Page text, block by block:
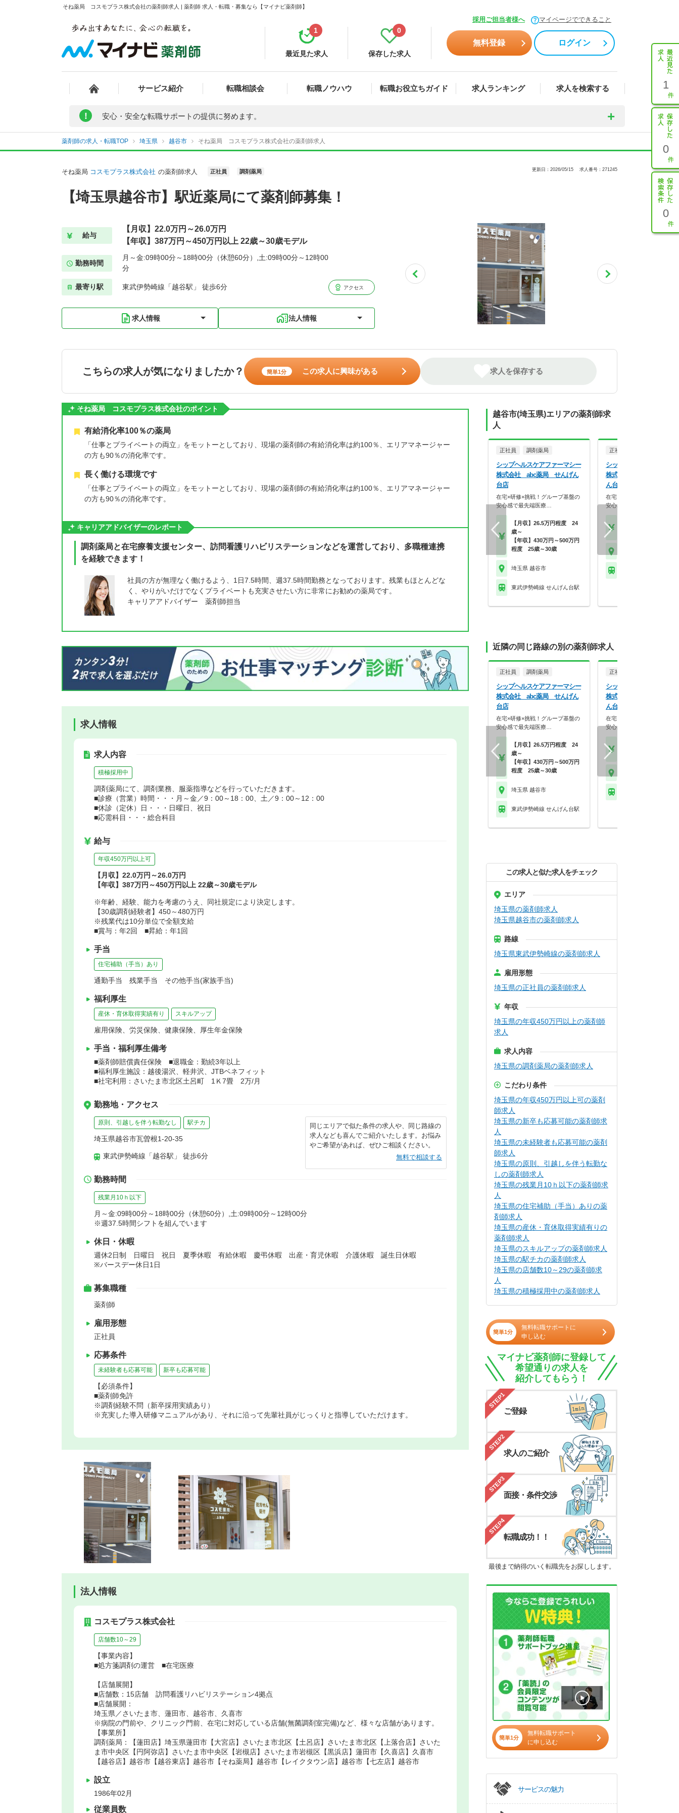
そね薬局 コスモプラス株式会社の薬剤師求人 | 薬剤師 求人・転職・募集なら【マイナビ薬剤師】
採用ご担当者様へ マイページでできること
最近見た求人
1
保存した求人
0
無料登録 ログイン
サービス紹介 転職相談会 転職ノウハウ 転職お役立ちガイド 求人ランキング 求人を検索する 1
0
0
! 安心・安全な転職サポートの提供に努めます。
薬剤師の求人・転職TOP 埼玉県 越谷市 そね薬局 コスモプラス株式会社の薬剤師求人
そね薬局 コスモプラス株式会社 の薬剤師求人 正社員 調剤薬局 更新日：2026/05/15 求人番号：271245
【埼玉県越谷市】駅近薬局にて薬剤師募集！
給与
【月収】22.0万円～26.0万円
【年収】387万円～450万円以上 22歳～30歳モデル
勤務時間
月～金:09時00分～18時00分（休憩60分）,土:09時00分～12時00
分
最寄り駅 東武伊勢崎線「越谷駅」 徒歩6分 アクセス
求人情報 法人情報
こちらの求人が気になりましたか？ 簡単1分 この求人に興味がある 求人を保存する
そね薬局 コスモプラス株式会社のポイント
有給消化率100％の薬局
「仕事とプライベートの両立」をモットーとしており、現場の薬剤師の有給消化率は約100％、エリアマネージャー
の方も90％の消化率です。
長く働ける環境です
「仕事とプライベートの両立」をモットーとしており、現場の薬剤師の有給消化率は約100％、エリアマネージャー
の方も90％の消化率です。
キャリアアドバイザーのレポート
調剤薬局と在宅療養支援センター、訪問看護リハビリステーションなどを運営しており、多職種連携
を経験できます！
社員の方が無理なく働けるよう、1日7.5時間、週37.5時間勤務となっております。残業もほとんどな
く、やりがいだけでなくプライベートも充実させたい方に非常にお勧めの薬局です。
キャリアアドバイザー 薬剤師担当
求人情報
求人内容
積極採用中
調剤薬局にて、調剤業務、服薬指導などを行っていただきます。
■診療（営業）時間・・・月～金／9：00～18：00、土／9：00～12：00
■休診（定休）日・・・日曜日、祝日
■応需科目・・・総合科目
給与
年収450万円以上可
【月収】22.0万円～26.0万円
【年収】387万円～450万円以上 22歳～30歳モデル
※年齢、経験、能力を考慮のうえ、同社規定により決定します。
【30歳調剤経験者】450～480万円
※残業代は10分単位で全額支給
■賞与：年2回 ■昇給：年1回
手当
住宅補助（手当）あり
通勤手当 残業手当 その他手当(家族手当)
福利厚生
産休・育休取得実績有り スキルアップ
雇用保険、労災保険、健康保険、厚生年金保険
手当・福利厚生備考
■薬剤師賠償責任保険 ■退職金：勤続3年以上
■福利厚生施設：越後湯沢、軽井沢、JTBベネフィット
■社宅利用：さいたま市北区土呂町 1Ｋ7畳 2万/月
勤務地・アクセス
原則、引越しを伴う転勤なし 駅チカ
埼玉県越谷市瓦曽根1-20-35
東武伊勢崎線「越谷駅」 徒歩6分
同じエリアで似た条件の求人や、同じ路線の
求人なども喜んでご紹介いたします。お悩み
やご希望があれば、ぜひご相談ください。
無料で相談する
勤務時間
残業月10ｈ以下
月～金:09時00分～18時00分（休憩60分）,土:09時00分～12時00分
※週37.5時間シフトを組んでいます
休日・休暇
週休2日制 日曜日 祝日 夏季休暇 有給休暇 慶弔休暇 出産・育児休暇 介護休暇 誕生日休暇
※バースデー休日1日
募集職種
薬剤師
雇用形態
正社員
応募条件
未経験者も応募可能 新卒も応募可能
【必須条件】
■薬剤師免許
※調剤経験不問（新卒採用実績あり）
※充実した導入研修マニュアルがあり、それに沿って先輩社員がじっくりと指導していただけます。
法人情報
コスモプラス株式会社
店舗数10～29
【事業内容】
■処方箋調剤の運営 ■在宅医療
【店舗展開】
■店舗数：15店舗 訪問看護リハビリステーション4拠点
■店舗展開：
埼玉県／さいたま市、蓮田市、越谷市、久喜市
※病院の門前や、クリニック門前、在宅に対応している店舗(無菌調剤室完備)など、様々な店舗があります。
【事業所】
調剤薬局：【蓮田店】埼玉県蓮田市【大宮店】さいたま市北区【土呂店】さいたま市北区【上落合店】さいた
ま市中央区【円阿弥店】さいたま市中央区【岩槻店】さいたま市岩槻区【黒浜店】蓮田市【久喜店】久喜市
【越谷店】越谷市【越谷東店】越谷市【そね薬局】越谷市【レイクタウン店】越谷市【七左店】越谷市
設立
1986年02月
従業員数
越谷市(埼玉県)エリアの薬剤師求
人
正社員 調剤薬局
シップヘルスケアファーマシー
株式会社 abc薬局 せんげん
台店
在宅×研修×挑戦！グループ基盤の
安心感で最先端医療…
【月収】26.5万円程度 24
歳～
【年収】430万円～500万円
程度 25歳～30歳
埼玉県 越谷市
東武伊勢崎線 せんげん台駅
正社員
シップヘルスケアファー
株式会社 レモン薬局 せ
ん台店
在宅×研修×挑戦！グループ
安心感で最先端医療…
近隣の同じ路線の別の薬剤師求人
正社員 調剤薬局
シップヘルスケアファーマシー
株式会社 abc薬局 せんげん
台店
在宅×研修×挑戦！グループ基盤の
安心感で最先端医療…
【月収】26.5万円程度 24
歳～
【年収】430万円～500万円
程度 25歳～30歳
埼玉県 越谷市
東武伊勢崎線 せんげん台駅
正社員
シップヘルスケアファー
株式会社 レモン薬局 せ
ん台店
在宅×研修×挑戦！グループ
安心感で最先端医療…
この求人と似た求人をチェック
エリア
埼玉県の薬剤師求人
埼玉県越谷市の薬剤師求人
路線
埼玉県東武伊勢崎線の薬剤師求人
雇用形態
埼玉県の正社員の薬剤師求人
年収
埼玉県の年収450万円以上の薬剤師
求人
求人内容
埼玉県の調剤薬局の薬剤師求人
こだわり条件
埼玉県の年収450万円以上可の薬剤
師求人
埼玉県の新卒も応募可能の薬剤師求
人
埼玉県の未経験者も応募可能の薬剤
師求人
埼玉県の原則、引越しを伴う転勤な
しの薬剤師求人
埼玉県の残業月10ｈ以下の薬剤師求
人
埼玉県の住宅補助（手当）ありの薬
剤師求人
埼玉県の産休・育休取得実績有りの
薬剤師求人
埼玉県のスキルアップの薬剤師求人
埼玉県の駅チカの薬剤師求人
埼玉県の店舗数10～29の薬剤師求
人
埼玉県の積極採用中の薬剤師求人
簡単1分
無料転職サポートに
申し込む
マイナビ薬剤師に登録して
希望通りの求人を
紹介してもらう！
STEP1
ご登録
STEP2
求人のご紹介
STEP3
面接・条件交渉
STEP4
転職成功！！
最後まで納得のいく転職先をお探しします。
簡単1分
無料転職サポート
に申し込む
サービスの魅力